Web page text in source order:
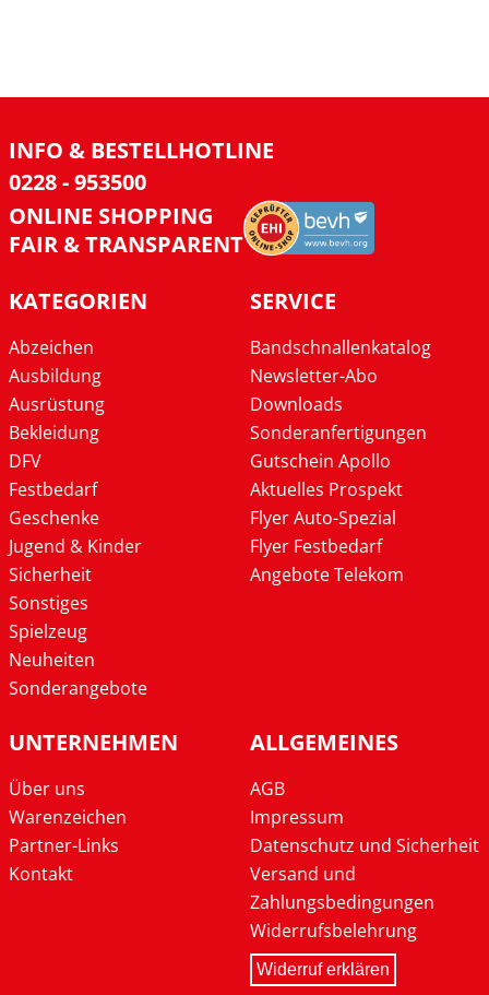
INFO & BESTELLHOTLINE
0228 - 953500
ONLINE SHOPPING
FAIR & TRANSPARENT
KATEGORIEN
Abzeichen
Ausbildung
Ausrüstung
Bekleidung
DFV
Festbedarf
Geschenke
Jugend & Kinder
Sicherheit
Sonstiges
Spielzeug
Neuheiten
Sonderangebote
SERVICE
Bandschnallenkatalog
Newsletter-Abo
Downloads
Sonderanfertigungen
Gutschein Apollo
Aktuelles Prospekt
Flyer Auto-Spezial
Flyer Festbedarf
Angebote Telekom
UNTERNEHMEN
Über uns
Warenzeichen
Partner-Links
Kontakt
ALLGEMEINES
AGB
Impressum
Datenschutz und Sicherheit
Versand und
Zahlungsbedingungen
Widerrufsbelehrung
Widerruf erklären